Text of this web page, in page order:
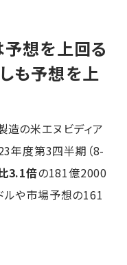
予想を上回る
も予想を上
造の米エヌビディア
年度第3四半期（8-
3.1倍の181億2000
ルや市場予想の161